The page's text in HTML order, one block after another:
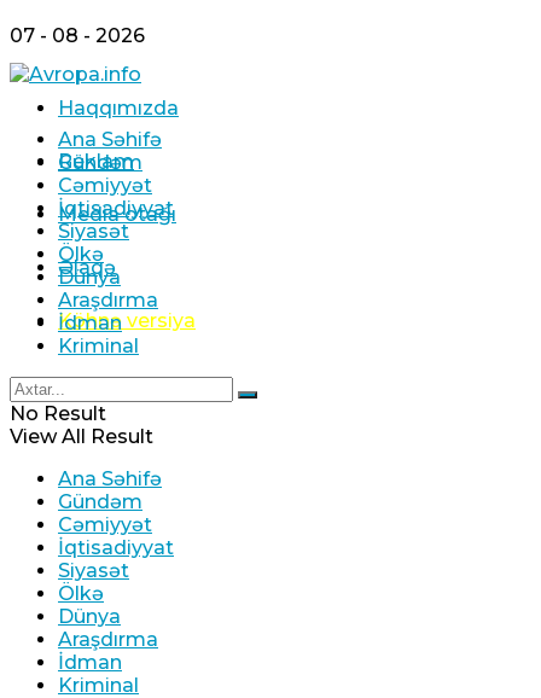
07 - 08 - 2026
Haqqımızda
Reklam
Media otağı
Əlaqə
Köhnə versiya
Ana Səhifə
Gündəm
Cəmiyyət
İqtisadiyyat
Siyasət
Ölkə
Dünya
Araşdırma
İdman
Kriminal
No Result
View All Result
Ana Səhifə
Gündəm
Cəmiyyət
İqtisadiyyat
Siyasət
Ölkə
Dünya
Araşdırma
İdman
Kriminal